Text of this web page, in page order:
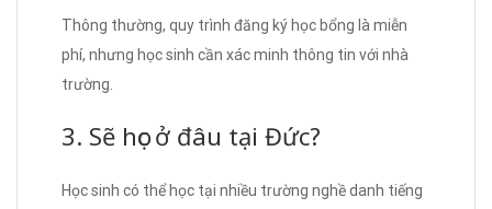
Thông thường, quy trình đăng ký học bổng là miễn
phí, nhưng học sinh cần xác minh thông tin với nhà
trường.
3. Sẽ học ở đâu tại Đức?
Học sinh có thể học tại nhiều trường nghề danh tiếng